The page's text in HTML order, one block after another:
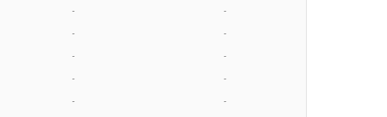
- -
- -
- -
- -
- -